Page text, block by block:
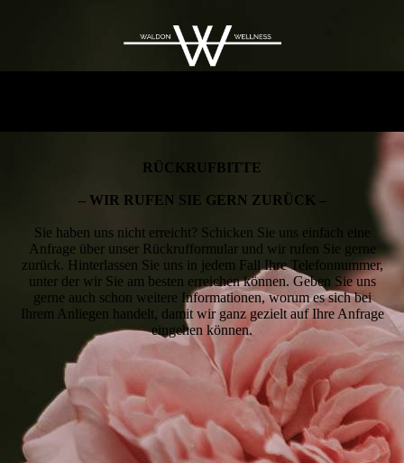
RÜC K­ R U F­BITTE
– WIR RU­FEN SIE GERN ZURÜCK –
Sie haben uns nicht erreicht? Schicken Sie uns einfach eine
Anfrage über unser Rück­ruf­for­mular und wir rufen Sie gerne
zurück. Hin­ter­lassen Sie uns in jedem Fall Ihre Telefonnummer,
unter der wir Sie am besten erreichen können. Geben Sie uns
gerne auch schon weitere Informationen, worum es sich bei
Ihrem Anliegen handelt, damit wir ganz gezielt auf Ihre Anfrage
eingehen können.